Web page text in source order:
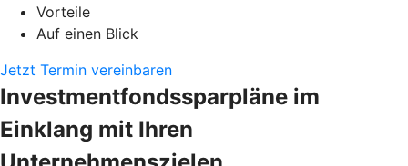
Vorteile
Auf einen Blick
Jetzt Termin vereinbaren
Investmentfondssparpläne im
Einklang mit Ihren